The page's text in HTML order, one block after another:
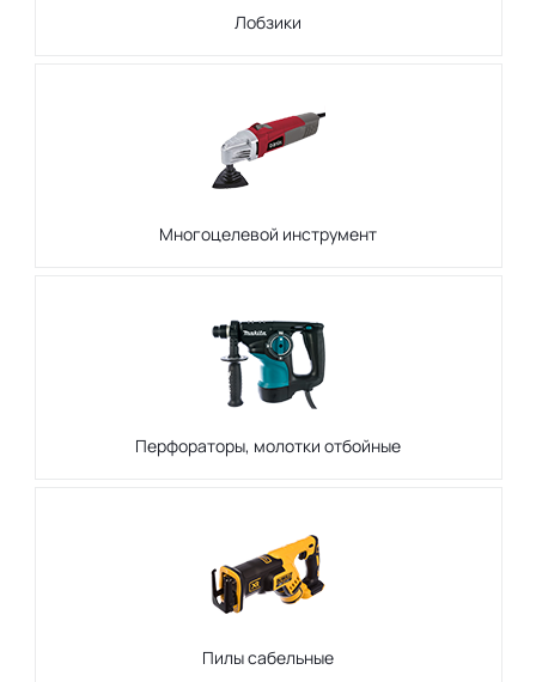
Лобзики
Многоцелевой инструмент
Перфораторы, молотки отбойные
Пилы сабельные